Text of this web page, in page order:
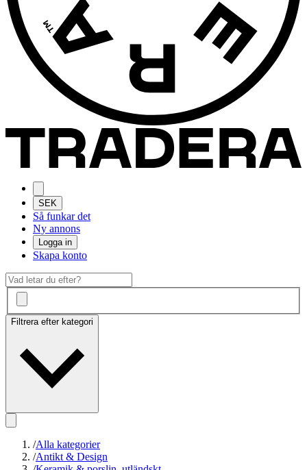
SEK
Så funkar det
Ny annons
Logga in
Skapa konto
Filtrera efter kategori
/Alla kategorier
/Antikt & Design